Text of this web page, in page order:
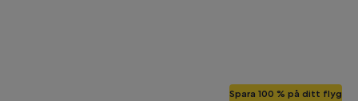
Spara 100 % på ditt flyg